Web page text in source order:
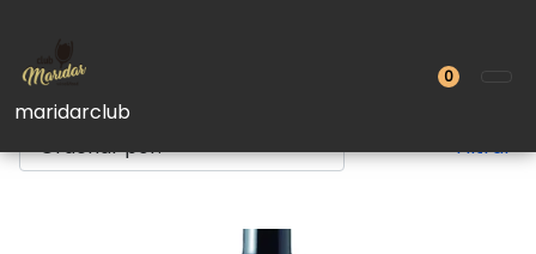
maridarclub
0
Filtrar